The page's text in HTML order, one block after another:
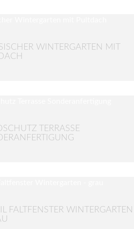
WINTERGARTEN MIT
TERRASSE
FALTFENSTER WINTERGARTEN